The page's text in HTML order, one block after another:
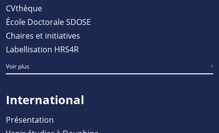
CVthèque
École Doctorale SDOSE
Chaires et initiatives
Labellisation HRS4R
Voir plus
International
Présentation